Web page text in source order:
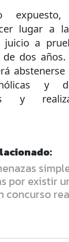
lugar a
juicio a
dos años.
y
y
por existir
concurso